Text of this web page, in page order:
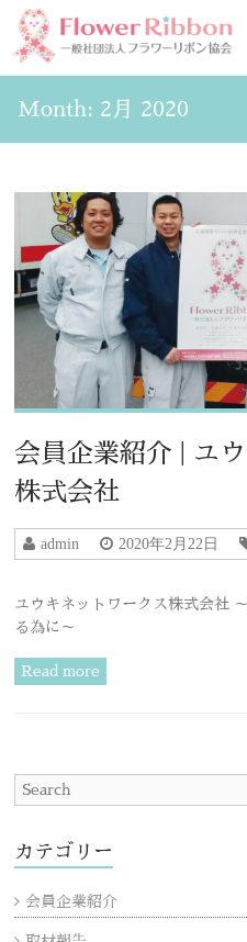
Month: 2月 2020
会員企業紹介 | ユ
株式会社
admin 2020年2月22日
ユウキネットワークス株式会社
る為に～
Read more
カテゴリー
会員企業紹介